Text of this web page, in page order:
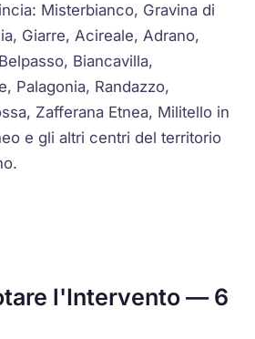
Misterbianco, Gravina di
Giarre, Acireale, Adrano,
Biancavilla,
Palagonia, Randazzo,
Zafferana Etnea, Militello in
e gli altri centri del territorio
l'Intervento — 6